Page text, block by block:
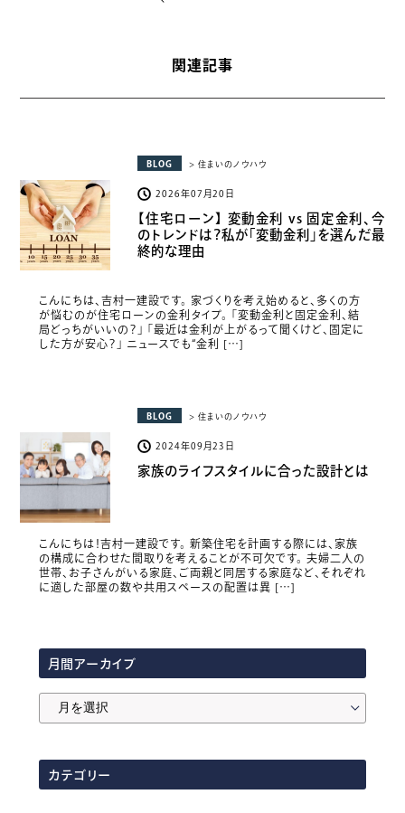
関連記事
BLOG > 住まいのノウハウ
2026年07月20日
【住宅ローン】 変動金利 vs 固定金利、今
のトレンドは？私が「変動金利」を選んだ最
終的な理由
こんにちは、吉村一建設です。 家づくりを考え始めると、多くの方
が悩むのが住宅ローンの金利タイプ。 「変動金利と固定金利、結
局どっちがいいの？」 「最近は金利が上がるって聞くけど、固定に
した方が安心？」 ニュースでも“金利 […]
BLOG > 住まいのノウハウ
2024年09月23日
家族のライフスタイルに合った設計とは
こんにちは！吉村一建設です。 新築住宅を計画する際には、家族
の構成に合わせた間取りを考えることが不可欠です。 夫婦二人の
世帯、お子さんがいる家庭、ご両親と同居する家庭など、それぞれ
に適した部屋の数や共用スペースの配置は異 […]
月間アーカイブ
ア
ー
カテゴリー